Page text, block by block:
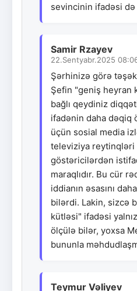
sevincinin ifadəsi də
Samir Rzayev
22.Sentyabr.2025
Şərhinizə görə
Şefin "geniş heyran
bağlı qeydiniz
ifadənin daha dəqiq
üçün sosial media
televiziya reytinqləri
göstəricilərdən
maraqlıdır. Bu cür
iddianın əsasını
bilərdi. Lakin, sizcə
kütləsi" ifadəsi
ölçülə bilər, yoxsa
bununla
Teymur Vəliyev